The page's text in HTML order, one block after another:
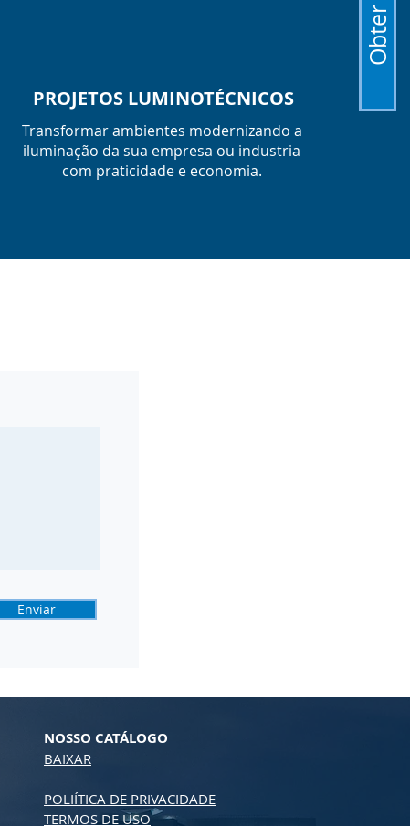
PROJETOS LUMINOTÉCNICOS
Transformar ambientes modernizando a
iluminação da sua empresa ou industria
com praticidade e economia.
Enviar
NOSSO CATÁLOGO
BAIXAR
POLIÍTICA DE PRIVACIDADE
TERMOS DE USO